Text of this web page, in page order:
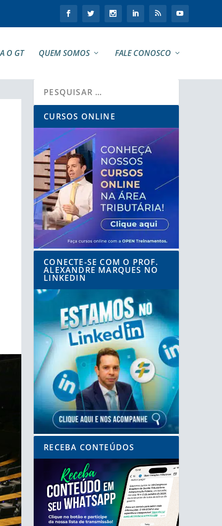
O GT QUEM SOMOS FALE CONOSCO
CURSOS ONLINE
CONECTE-SE COM O PROF.
ALEXANDRE MARQUES NO
LINKEDIN
RECEBA CONTEÚDOS